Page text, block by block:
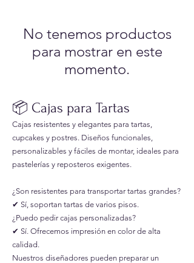
No tenemos productos
para mostrar en este
momento.
📦 Cajas para Tartas
Cajas resistentes y elegantes para tartas,
cupcakes y postres. Diseños funcionales,
personalizables y fáciles de montar, ideales para
pastelerías y reposteros exigentes.
¿Son resistentes para transportar tartas grandes?
✔ Sí, soportan tartas de varios pisos.
¿Puedo pedir cajas personalizadas?
✔ Sí. Ofrecemos impresión en color de alta
calidad.
Nuestros diseñadores pueden preparar un